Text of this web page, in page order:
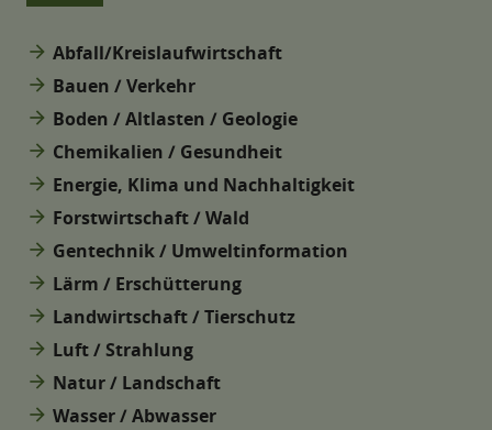
arrow_forward Abfall/Kreislaufwirtschaft
arrow_forward Bauen / Verkehr
arrow_forward Boden / Altlasten / Geologie
arrow_forward Chemikalien / Gesundheit
arrow_forward Energie, Klima und Nachhaltigkeit
arrow_forward Forstwirtschaft / Wald
arrow_forward Gentechnik / Umweltinformation
arrow_forward Lärm / Erschütterung
arrow_forward Landwirtschaft / Tierschutz
arrow_forward Luft / Strahlung
arrow_forward Natur / Landschaft
arrow_forward Wasser / Abwasser